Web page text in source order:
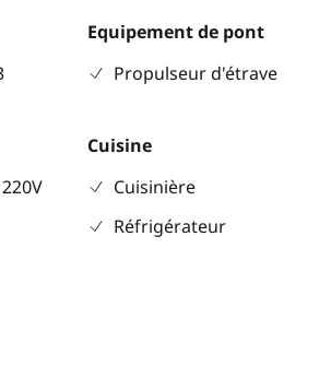
Equipement de pont
Propulseur d'étrave
Cuisine
Cuisinière
Réfrigérateur